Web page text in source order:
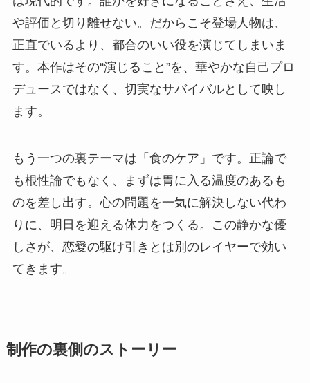
や評価と切り離せない。だからこそ登場人物は、
正直でいるより、都合のいい役を演じてしまいま
す。本作はその“演じること”を、華やかな自己プロ
デュースではなく、切実なサバイバルとして映し
ます。
もう一つの裏テーマは「食のケア」です。正論で
も根性論でもなく、まずは胃に入る温度のあるも
のを差し出す。心の問題を一気に解決しない代わ
りに、明日を迎える体力をつくる。この静かな優
しさが、恋愛の駆け引きとは別のレイヤーで効い
てきます。
制作の裏側のストーリー